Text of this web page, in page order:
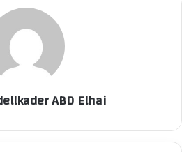
ABD Elhai